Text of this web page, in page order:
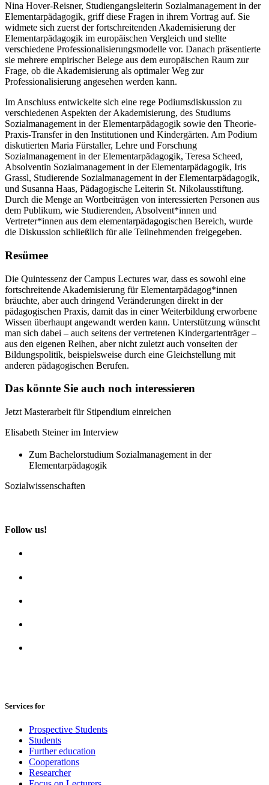
Nina Hover-Reisner, Studiengangsleiterin Sozialmanagement in der
Elementarpädagogik, griff diese Fragen in ihrem Vortrag auf. Sie
widmete sich zuerst der fortschreitenden Akademisierung der
Elementarpädagogik im europäischen Vergleich und stellte
verschiedene Professionalisierungsmodelle vor. Danach präsentierte
sie mehrere empirischer Belege aus dem europäischen Raum zur
Frage, ob die Akademisierung als optimaler Weg zur
Professionalisierung angesehen werden kann.
Im Anschluss entwickelte sich eine rege Podiumsdiskussion zu
verschiedenen Aspekten der Akademisierung, des Studiums
Sozialmanagement in der Elementarpädagogik sowie den Theorie-
Praxis-Transfer in den Institutionen und Kindergärten. Am Podium
diskutierten Maria Fürstaller, Lehre und Forschung
Sozialmanagement in der Elementarpädagogik, Teresa Scheed,
Absolventin Sozialmanagement in der Elementarpädagogik, Iris
Grassl, Studierende Sozialmanagement in der Elementarpädagogik,
und Susanna Haas, Pädagogische Leiterin St. Nikolausstiftung.
Durch die Menge an Wortbeiträgen von interessierten Personen aus
dem Publikum, wie Studierenden, Absolvent*innen und
Vertreter*innen aus dem elementarpädagogischen Bereich, wurde
die Diskussion schließlich für alle Teilnehmenden freigegeben.
Resümee
Die Quintessenz der Campus Lectures war, dass es sowohl eine
fortschreitende Akademisierung für Elementarpädagog*innen
bräuchte, aber auch dringend Veränderungen direkt in der
pädagogischen Praxis, damit das in einer Weiterbildung erworbene
Wissen überhaupt angewandt werden kann. Unterstützung wünscht
man sich dabei – auch seitens der vertretenen Kindergartenträger –
aus den eigenen Reihen, aber nicht zuletzt auch vonseiten der
Bildungspolitik, beispielsweise durch eine Gleichstellung mit
anderen pädagogischen Berufen.
Das könnte Sie auch noch interessieren
Jetzt Masterarbeit für Stipendium einreichen
Elisabeth Steiner im Interview
Zum Bachelorstudium Sozialmanagement in der
Elementarpädagogik
Sozialwissenschaften
Follow us!
Services for
Prospective Students
Students
Further education
Cooperations
Researcher